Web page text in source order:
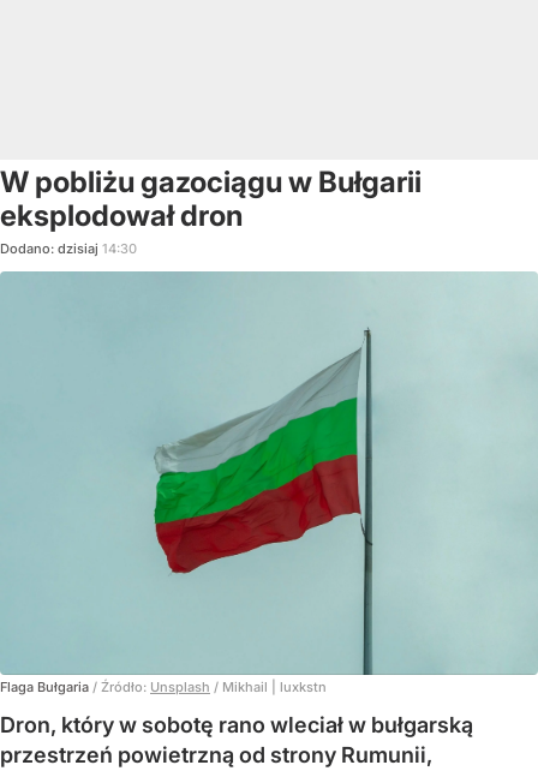
W pobliżu gazociągu w Bułgarii
eksplodował dron
Dodano: dzisiaj 14:30
Flaga Bułgaria / Źródło: Unsplash / Mikhail | luxkstn
Dron, który w sobotę rano wleciał w bułgarską
przestrzeń powietrzną od strony Rumunii,